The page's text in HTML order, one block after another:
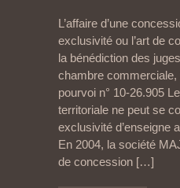
L’affaire d’une
exclusivité ou l’art de
la bénédiction des
chambre commerciale,
pourvoi n° 10-26.905
territoriale ne peut se
exclusivité d’enseigne
En 2004, la société
de concession […]